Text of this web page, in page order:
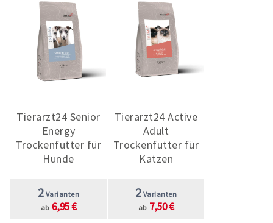
Tierarzt24 Senior
Energy
Trockenfutter für
Hunde
2 Varianten
ab 6,95 €
Tierarzt24 Active
Adult
Trockenfutter für
Katzen
2 Varianten
ab 7,50 €